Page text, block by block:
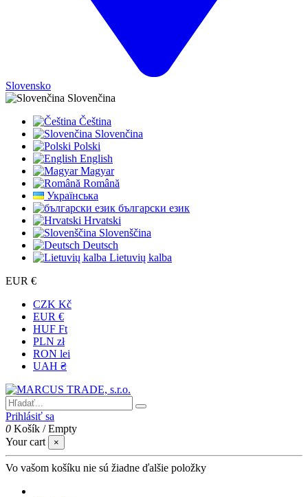
Slovensko
Slovenčina
Čeština
Slovenčina
Polski
English
Magyar
Română
Українська
български език
Hrvatski
Slovenščina
Deutsch
Lietuvių kalba
EUR €
CZK Kč
EUR €
HUF Ft
PLN zł
RON lei
UAH ₴
Prihlásiť sa
0 Košík /Empty
Your cart
×
Vo vašom košíku nie sú žiadne ďalšie položky